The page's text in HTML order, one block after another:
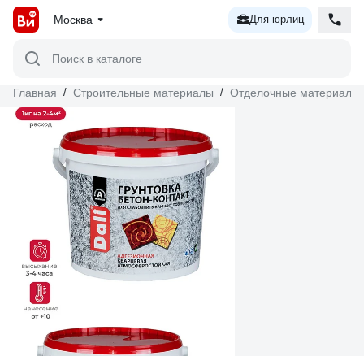
Москва Для юрлиц
Поиск в каталоге
Главная / Строительные материалы / Отделочные материалы